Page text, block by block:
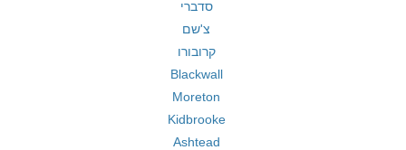
סדברי
צ'שם
קרובורו
Blackwall
Moreton
Kidbrooke
Ashtead